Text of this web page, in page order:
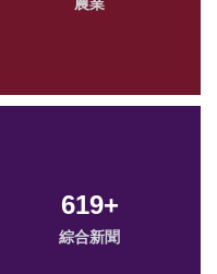
619+
綜合新聞